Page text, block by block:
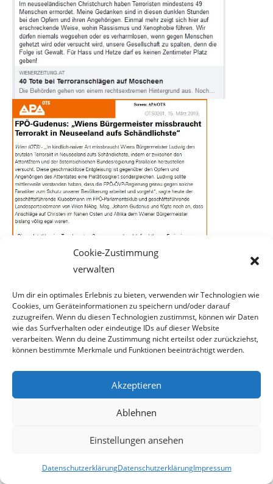
Cookie-Zustimmung
verwalten
Um dir ein optimales Erlebnis zu bieten, verwenden wir Technologien wie
Cookies, um Geräteinformationen zu speichern und/oder darauf
zuzugreifen. Wenn du diesen Technologien zustimmst, können wir Daten
wie das Surfverhalten oder eindeutige IDs auf dieser Website
verarbeiten. Wenn du deine Zustimmung nicht erteilst oder zurückziehst,
können bestimmte Merkmale und Funktionen beeinträchtigt werden.
Akzeptieren
Ablehnen
Einstellungen ansehen
DatenschutzerklärungDatenschutzerklärungImpressum
Nun gibt es zwei Möglichkeiten. Entweder ist man bei FPÖ-
FAILS zu dumm um ordentlich zu recherchieren oder man
hat bewusst gelogen, um wiederholt gegen die FPÖ bzw.
einen ihrer Politiker hetzen zu können. Die Wahrheit sieht
nämlich ganz anders aus. Die Presseaussendung von
Gudenus bezieht sich nämlich auf die Aussagen von
stattgefundenen SPÖ-Klubtagung im Burgenland getätigt
hatte. Nachfolgend ein Textausschnitt eines
, in dem die Aussagen des Wiener
Bürgermeisters zu lesen sind.